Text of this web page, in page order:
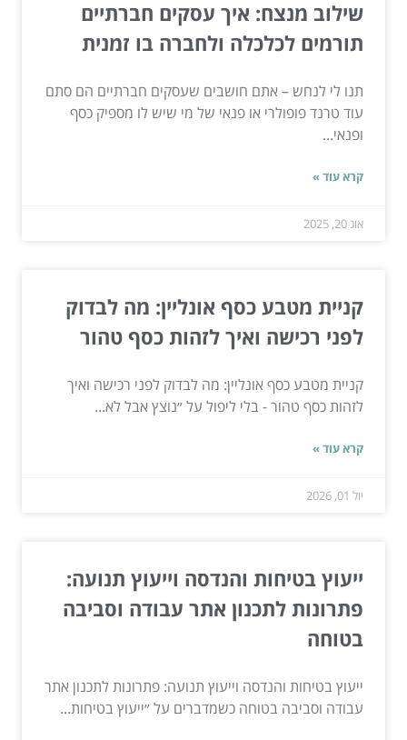
שילוב מנצח: איך עסקים חברתיים
תורמים לכלכלה ולחברה בו זמנית
תנו לי לנחש – אתם חושבים שעסקים חברתיים הם סתם
עוד טרנד פופולרי או פנאי של מי שיש לו מספיק כסף
ופנאי...
קרא עוד »
אוג 20, 2025
קניית מטבע כסף אונליין: מה לבדוק
לפני רכישה ואיך לזהות כסף טהור
קניית מטבע כסף אונליין: מה לבדוק לפני רכישה ואיך
לזהות כסף טהור - בלי ליפול על ״נוצץ אבל לא...
קרא עוד »
יול 01, 2026
ייעוץ בטיחות והנדסה וייעוץ תנועה:
פתרונות לתכנון אתר עבודה וסביבה
בטוחה
ייעוץ בטיחות והנדסה וייעוץ תנועה: פתרונות לתכנון אתר
עבודה וסביבה בטוחה כשמדברים על ״ייעוץ בטיחות...